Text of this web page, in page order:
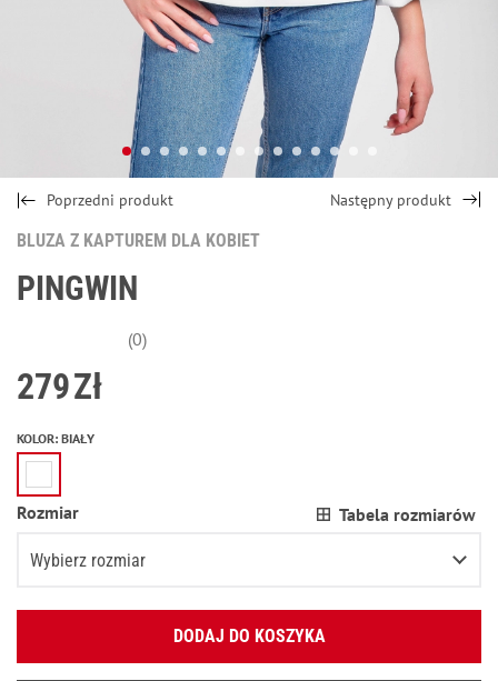
Poprzedni produkt Następny produkt
BLUZA Z KAPTUREM DLA KOBIET
PINGWIN
(0)
279Zł
KOLOR: BIAŁY
Rozmiar Tabela rozmiarów
Wybierz rozmiar
XS
DODAJ DO KOSZYKA